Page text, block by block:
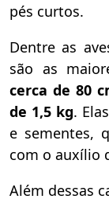
pés curtos.
Dentre as
são as
cerca de 80
de 1,5 kg.
e sementes,
com o auxílio
Além dessas